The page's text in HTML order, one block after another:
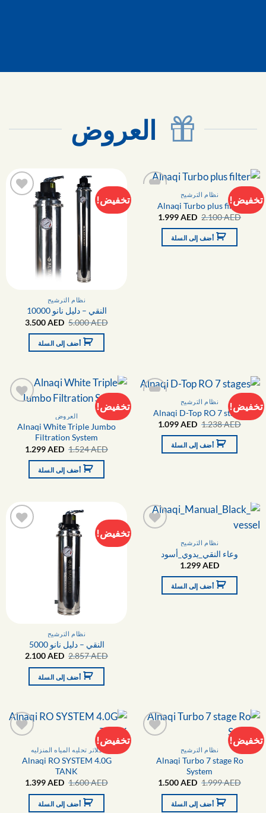
العروض
تخفيض!
التفضيلات
نظام الترشيح
Alnaqi Turbo plus filter
2.100AED
السعر
هو:
2.100 AED.
1.999AED
أضف إلى السلة
تخفيض!
نظام الترشيح
النقي – دليل نانو 10000
5.000AED
السعر
هو:
5.000 AED.
3.500AED
السعر
أضف إلى السلة
تخفيض!
التفضيلات
نظام الترشيح
Alnaqi D-Top RO 7 stages
1.238AED
السعر
هو:
1.238 AED.
1.099AED
أضف إلى السلة
تخفيض!
العروض
Alnaqi White Triple Jumbo
Filtration System
1.524AED
السعر
هو:
1.524 AED.
1.299AED
أضف إلى السلة
التفضيلات نظام الترشيح
وعاء النقي_يدوي_أسود
1.299AED
أضف إلى السلة
تخفيض!
نظام الترشيح
النقي – دليل نانو 5000
2.857AED
السعر
هو:
2.857 AED.
2.100AED
أضف إلى السلة
تخفيض!
التفضيلات نظام الترشيح
Alnaqi Turbo 7 stage Ro
System
1.999AED
السعر
هو:
1.999 AED.
1.500AED
أضف إلى السلة
تخفيض!
فلاتر تحليه المياه المنزليه
Alnaqi RO SYSTEM 4.0G
TANK
1.600AED
السعر
هو:
1.600 AED.
1.399AED
أضف إلى السلة